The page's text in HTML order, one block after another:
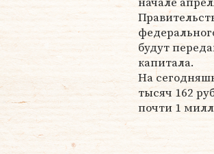
будут
капитала.
На
тысяч 162
почти 1